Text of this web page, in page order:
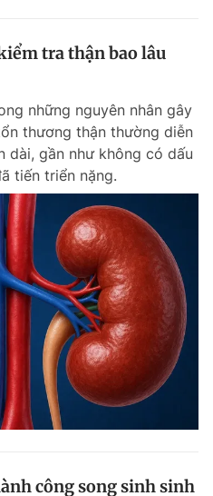
tra thận bao lâu
những nguyên nhân gây
thương thận thường diễn
dài, gần như không có dấu
tiến triển nặng.
công song sinh sinh